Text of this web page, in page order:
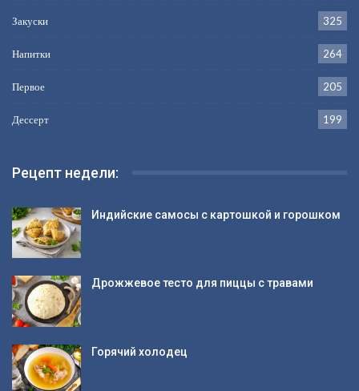
Закуски 325
Напитки 264
Первое 205
Дессерт 199
Рецепт недели:
Индийские самосы с картошкой и горошком
Дрожжевое тесто для пиццы с травами
Горячий холодец